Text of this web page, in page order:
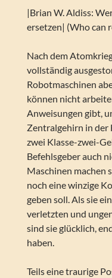
|Brian W. Aldiss:
ersetzen| (Who can
Nach dem
vollständig
Robotmaschinen
können nicht
Anweisungen gibt,
Zentralgehirn in der
zwei Klasse-zwei-
Befehlsgeber auch
Maschinen machen
noch eine winzige
geben soll. Als sie
verletzten und
sind sie glücklich,
haben.
Teils eine traurige